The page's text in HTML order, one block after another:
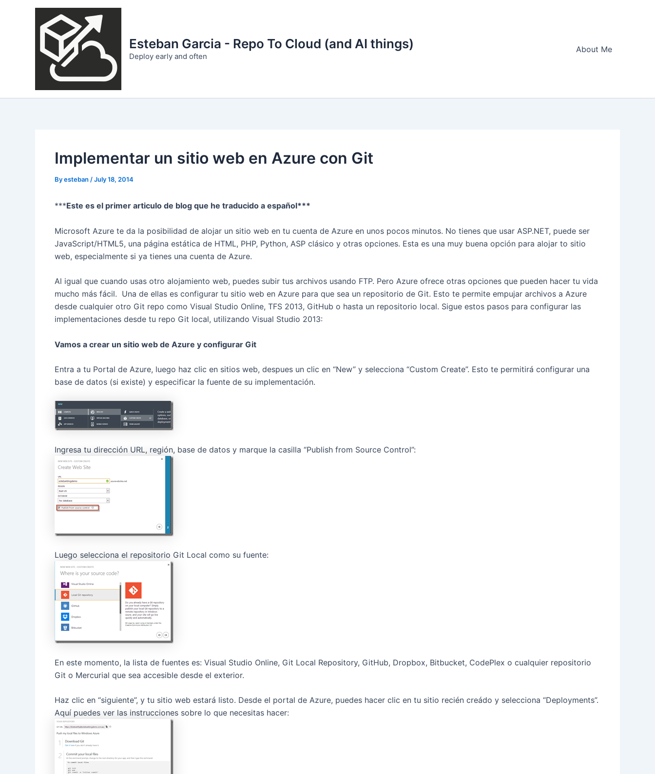
Esteban Garcia - Repo To Cloud (and AI things)
Deploy early and often
About Me
Implementar un sitio web en Azure con Git
Byesteban /July 18, 2014
***Este es el primer articulo de blog que he traducido a español***
Microsoft Azure te da la posibilidad de alojar un sitio web en tu cuenta de Azure en unos pocos minutos. No tienes que usar ASP.NET, puede ser
JavaScript/HTML5, una página estática de HTML, PHP, Python, ASP clásico y otras opciones. Esta es una muy buena opción para alojar to sitio
web, especialmente si ya tienes una cuenta de Azure.
Al igual que cuando usas otro alojamiento web, puedes subir tus archivos usando FTP. Pero Azure ofrece otras opciones que pueden hacer tu vida
mucho más fácil. Una de ellas es configurar tu sitio web en Azure para que sea un repositorio de Git. Esto te permite empujar archivos a Azure
desde cualquier otro Git repo como Visual Studio Online, TFS 2013, GitHub o hasta un repositorio local. Sigue estos pasos para configurar las
implementaciones desde tu repo Git local, utilizando Visual Studio 2013:
Vamos a crear un sitio web de Azure y configurar Git
Entra a tu Portal de Azure, luego haz clic en sitios web, despues un clic en “New” y selecciona “Custom Create”. Esto te permitirá configurar una
base de datos (si existe) y especificar la fuente de su implementación.
Ingresa tu dirección URL, región, base de datos y marque la casilla “Publish from Source Control”:
Luego selecciona el repositorio Git Local como su fuente:
En este momento, la lista de fuentes es: Visual Studio Online, Git Local Repository, GitHub, Dropbox, Bitbucket, CodePlex o cualquier repositorio
Git o Mercurial que sea accesible desde el exterior.
Haz clic en “siguiente”, y tu sitio web estará listo. Desde el portal de Azure, puedes hacer clic en tu sitio recién creádo y selecciona “Deployments”.
Aquí puedes ver las instrucciones sobre lo que necesitas hacer: